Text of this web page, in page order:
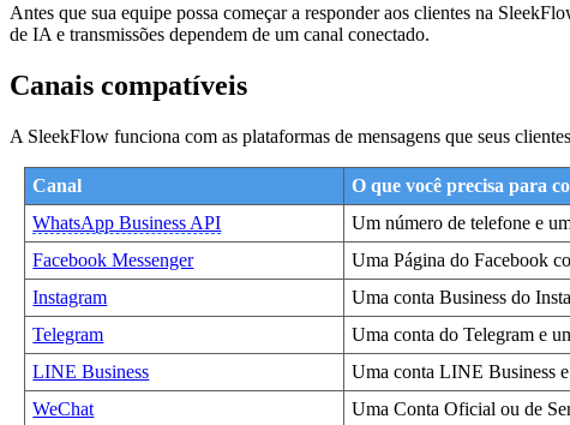
Antes que sua equipe possa começar a responder aos clientes na
de IA e transmissões dependem de um canal conectado.
Canais compatíveis
A SleekFlow funciona com as plataformas de mensagens que seus
Canal
O que você precisa para
WhatsApp Business API
Um número de telefone e
Facebook Messenger
Uma Página do Facebook
Instagram
Uma conta Business do
Telegram
Uma conta do Telegram e
LINE Business
Uma conta LINE Business
WeChat
Uma Conta Oficial ou de